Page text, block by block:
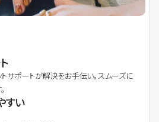
トサポートが解決をお手伝い。スムーズに
すい